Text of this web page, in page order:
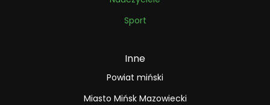
Sport
Inne
Powiat miński
Miasto Mińsk Mazowiecki